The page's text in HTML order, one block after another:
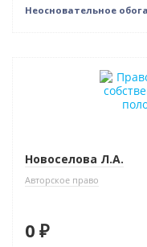
Неосновательное
Нет в наличии
Новоселова Л.А.
Авторское право
0 ₽